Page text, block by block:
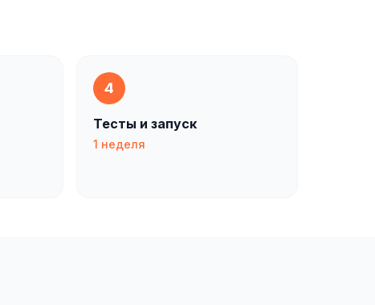
4
Тесты и запуск
1 неделя